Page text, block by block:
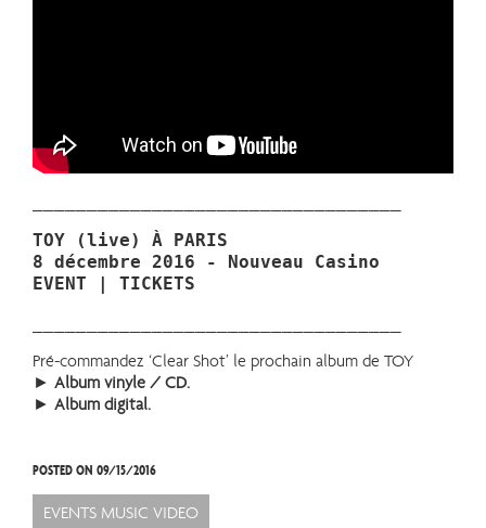
TOY (live) À PARIS
8 décembre 2016 - Nouveau Casino
EVENT
|
TICKETS
Pré-commandez ‘Clear Shot’ le prochain album de TOY
► Album vinyle / CD.
► Album digital.
POSTED ON 09/15/2016
EVENTS MUSIC VIDEO